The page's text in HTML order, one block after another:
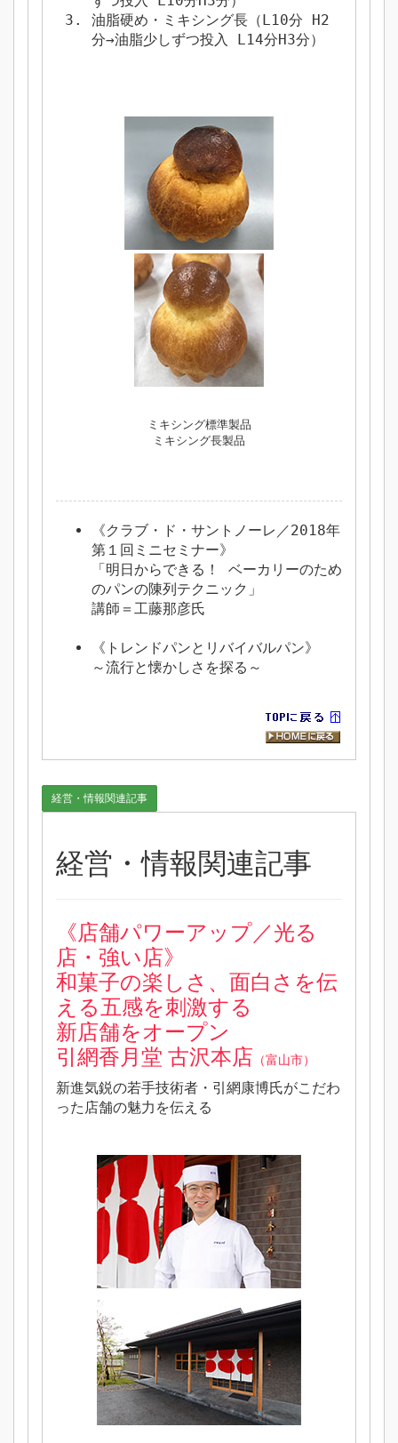
油脂硬め・ミキシング長（L10分 H2
分→油脂少しずつ投入 L14分H3分）
ミキシング標準製品
ミキシング長製品
《クラブ・ド・サントノーレ／2018年
第１回ミニセミナー》
「明日からできる！ ベーカリーのため
のパンの陳列テクニック」
講師＝工藤那彦氏
《 トレンドパンとリバイバルパン》
～流行と懐かしさを探る～
経営・情報関連記事
経営・情報関連記事
《店舗パワーアップ／光る
店・強い店》
和菓子の楽しさ、面白さを伝
える五感を刺激する
新店舗をオープン
引網香月堂 古沢本店 （富山市）
新進気鋭の若手技術者・引網康博氏がこだわ
った店舗の魅力を伝える